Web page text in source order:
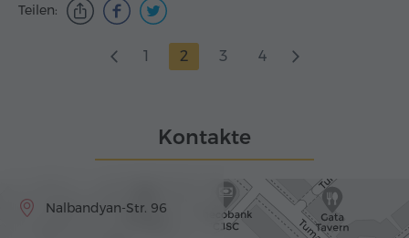
Teilen:
1 2 3 4
Kontakte
Nalbandyan-Str. 96